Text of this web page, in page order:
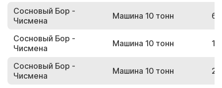
Сосновый Бор -
Чисмена
Машина 10 тонн
Сосновый Бор -
Чисмена
Машина 10 тонн
Сосновый Бор -
Чисмена
Машина 10 тонн